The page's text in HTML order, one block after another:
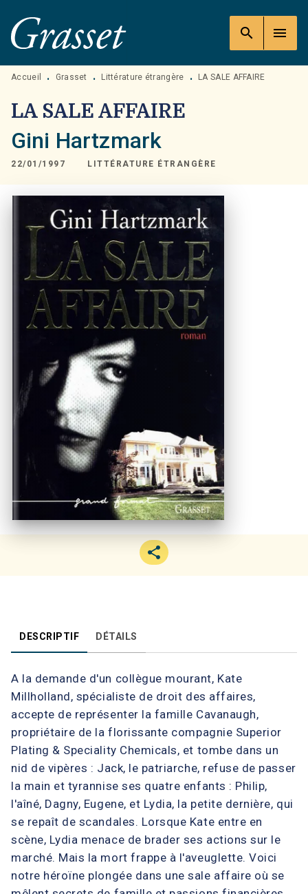
MENU RECHERCHE
PIED DE PAGE
search menu
Accueil • Grasset • Littérature étrangère • LA SALE AFFAIRE
LA SALE AFFAIRE
Gini Hartzmark
22/01/1997 LITTÉRATURE ÉTRANGÈRE
DESCRIPTIF DÉTAILS
A la demande d'un collègue mourant, Kate
Millholland, spécialiste de droit des affaires,
accepte de représenter la famille Cavanaugh,
propriétaire de la florissante compagnie Superior
Plating & Speciality Chemicals, et tombe dans un
nid de vipères : Jack, le patriarche, refuse de passer
la main et tyrannise ses quatre enfants : Philip,
l'aîné, Dagny, Eugene, et Lydia, la petite dernière, qui
se repaît de scandales. Lorsque Kate entre en
scène, Lydia menace de brader ses actions sur le
marché. Mais la mort frappe à l'aveuglette. Voici
notre héroïne plongée dans une sale affaire où se